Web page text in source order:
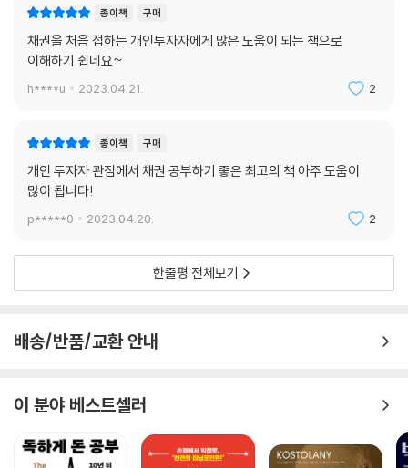
Q14 회사에서 발행한 채권은 부채인데, 회사에서 발행한 주식은 왜 자본
으로 편입되는 건가요?
Q15 같은 날 같은 회사에서 발행된 채권임에도 불구하고 채권의 세부적인
Q16 향후 인플레이션이나 스태그플레이션 발생이 예상될 경우, 그에 대비
Q17 채권의 쿠폰이자율이라는 것이 무엇인가요?
Q18 듀레이션과 채권 만기는 어떻게 다른가요?
Q19 HTS의 채권 수익률 계산기가 없어도 채권의 수익률을 계산할 수 있
Q20 최근 들어 특별한 옵션이 없는데 이자 지급 주기가 1개월인 채권이 발
Q21 얼마 전 이슈가 된 레고랜드 PF대출 때문에 채권시장에도 안 좋은 영
향이 많다고 하던데요. 안전한 채권 위주로 담는다면 괜찮을까요?
요. 왜 조기 상환을 시도하고, 조기 상환이 안 될 때 왜 외화채 위기가 오는
조언 부탁드립니다.
부록 포프리라이프 채권투자 이자 노트
종이책 구매
채권을 처음 접하는 개인투자자에게 많은 도움이 되는 책으로
이해하기 쉽네요~
h****u 2023.04.21. 2
종이책 구매
개인 투자자 관점에서 채권 공부하기 좋은 최고의 책 아주 도움이
많이 됩니다!
p*****0 2023.04.20. 2
한줄평 전체보기
배송/반품/교환 안내
이 분야 베스트셀러